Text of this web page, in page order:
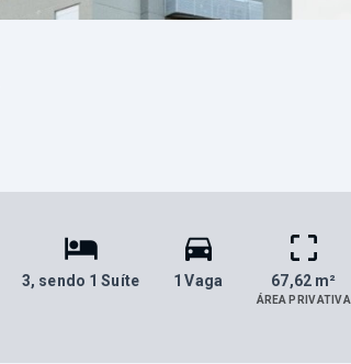
3, sendo 1 Suíte 1 Vaga 67,62 m²
ÁREA PRIVATIVA